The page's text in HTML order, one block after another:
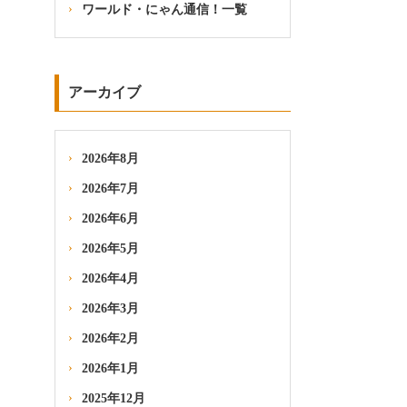
ワールド・にゃん通信！一覧
アーカイブ
2026年8月
2026年7月
2026年6月
2026年5月
2026年4月
2026年3月
2026年2月
2026年1月
2025年12月